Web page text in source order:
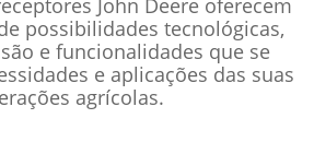
John Deere oferecem
possibilidades tecnológicas,
e funcionalidades que se
e aplicações das suas
agrícolas.